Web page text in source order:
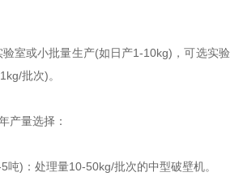
验室或小批量生产(如日产1-10kg)，可选实验
批次)。
产量选择：
)：处理量10-50kg/批次的中型破壁机。